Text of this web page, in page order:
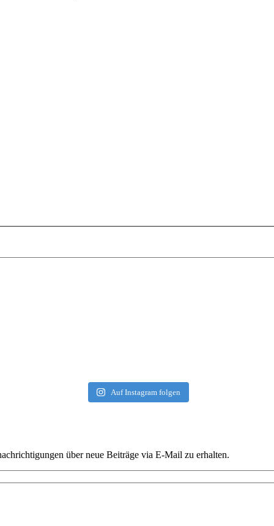
Auf Instagram folgen
über neue Beiträge via E-Mail zu erhalten.